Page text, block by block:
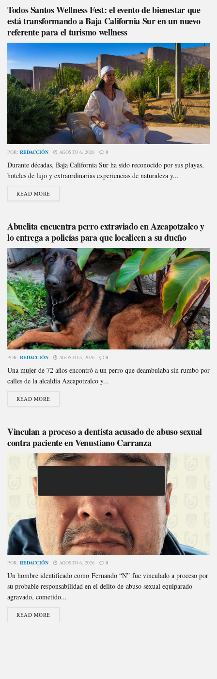
Todos Santos Wellness Fest: el evento de bienestar que
está transformando a Baja California Sur en un nuevo
referente para el turismo wellness
POR: REDACCIÓN AGOSTO 6, 2026 0
Durante décadas, Baja California Sur ha sido reconocido por sus playas,
hoteles de lujo y extraordinarias experiencias de naturaleza y...
READ MORE
Abuelita encuentra perro extraviado en Azcapotzalco y
lo entrega a policías para que localicen a su dueño
POR: REDACCIÓN AGOSTO 6, 2026 0
Una mujer de 72 años encontró a un perro que deambulaba sin rumbo por
calles de la alcaldía Azcapotzalco y...
READ MORE
Vinculan a proceso a dentista acusado de abuso sexual
contra paciente en Venustiano Carranza
POR: REDACCIÓN AGOSTO 6, 2026 0
Un hombre identificado como Fernando “N” fue vinculado a proceso por
su probable responsabilidad en el delito de abuso sexual equiparado
agravado, cometido...
READ MORE